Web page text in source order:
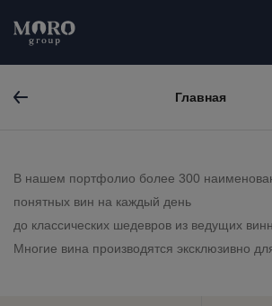
Главная
В нашем портфолио более 300
понятных вин на каждый день
до классических шедевров из ведущих
Многие вина производятся эксклюзивно